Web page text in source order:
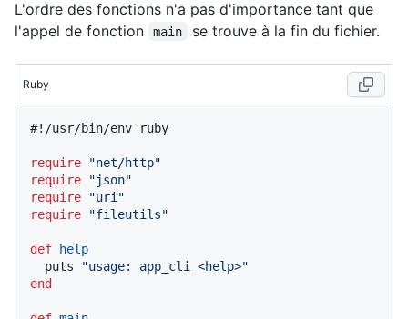
L'ordre des fonctions n'a pas d'importance tant que
l'appel de fonction
main se trouve à la fin du fichier.
Ruby
#!/usr/bin/env ruby
require
"net/http"
require
"json"
require
"uri"
require
"fileutils"
def
help
  puts
"usage: app_cli <help>"
end